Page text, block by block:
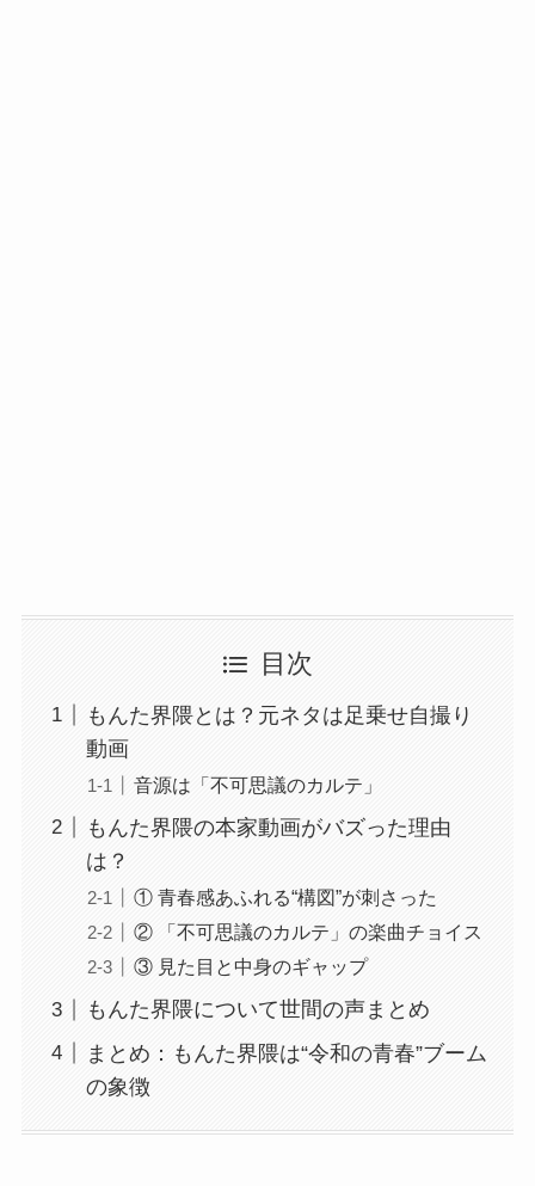
目次
もんた界隈とは？元ネタは足乗せ自撮り
動画
音源は「不可思議のカルテ」
もんた界隈の本家動画がバズった理由
は？
① 青春感あふれる“構図”が刺さった
② 「不可思議のカルテ」の楽曲チョイス
③ 見た目と中身のギャップ
もんた界隈について世間の声まとめ
まとめ：もんた界隈は“令和の青春”ブーム
の象徴